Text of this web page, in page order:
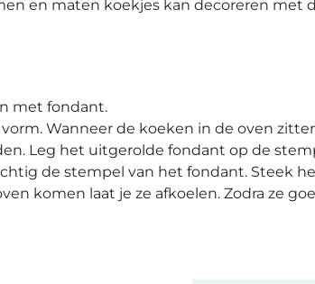
en maten koekjes kan decoreren met
met fondant.
Wanneer de koeken in de oven
Leg het uitgerolde fondant op de
de stempel van het fondant. Steek
komen laat je ze afkoelen. Zodra ze